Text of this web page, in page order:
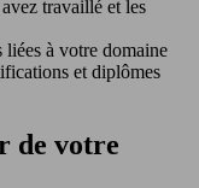
travaillé et les
liées à votre domaine
et diplômes
de votre